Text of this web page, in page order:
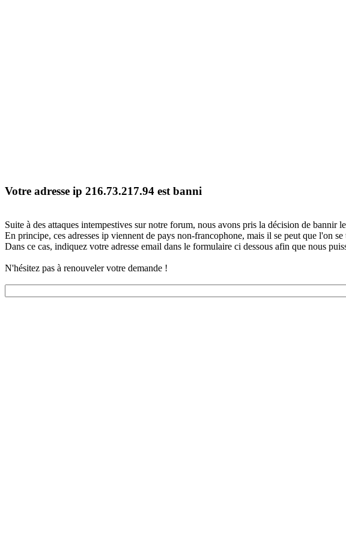
Votre adresse ip 216.73.217.94 est banni
Suite à des attaques intempestives sur notre forum, nous avons pris la décision de bannir
En principe, ces adresses ip viennent de pays non-francophone, mais il se peut que l'on
Dans ce cas, indiquez votre adresse email dans le formulaire ci dessous afin que nous
N'hésitez pas à renouveler votre demande !